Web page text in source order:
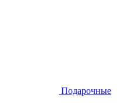
Подарочные